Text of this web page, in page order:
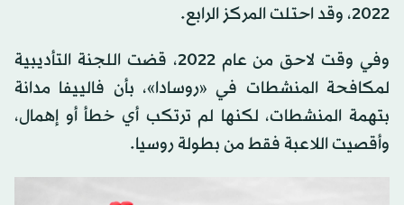
2022، وقد احتلت المركز الرابع.
وفي وقت لاحق من عام 2022، قضت اللجنة التأديبية
لمكافحة المنشطات في «روسادا»، بأن فالييفا مدانة
بتهمة المنشطات، لكنها لم ترتكب أي خطأ أو إهمال،
وأقصيت اللاعبة فقط من بطولة روسيا.